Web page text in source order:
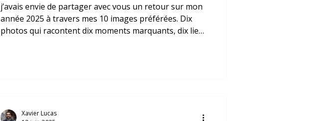
j’avais envie de partager avec vous un retour sur mon
année 2025 à travers mes 10 images préférées. Dix
photos qui racontent dix moments marquants, dix lieux
Xavier Lucas